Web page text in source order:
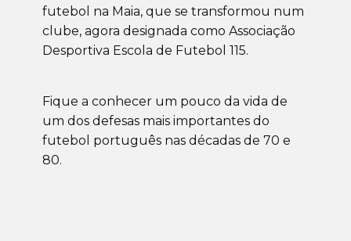
futebol na Maia, que se transformou num
clube, agora designada como Associação
Desportiva Escola de Futebol 115.
Fique a conhecer um pouco da vida de
um dos defesas mais importantes do
futebol português nas décadas de 70 e
80.